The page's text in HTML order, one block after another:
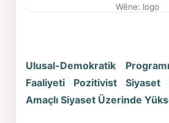
Wêne: logo
Üçüncü
Ulusal-Demokratik
Faaliyeti Pozitivist Siyaset
Amaçlı Siyaset Üzerinde